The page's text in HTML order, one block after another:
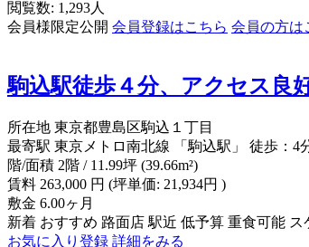
閲覧数: 1,293人
会員様限定公開 会員登録はこちら 会員の方は
駒込駅徒歩４分、アクセス良
所在地 東京都豊島区駒込１丁目
最寄駅 東京メトロ南北線 「駒込駅」 徒歩：4
階/面積 2階 / 11.99坪 (39.66m²)
賃料 263,000 円 (坪単価: 21,934円 )
敷金 6.00ヶ月
新着 おすすめ 路面店 駅近 低予算 重食可能 ス
お気に入り登録 詳細をみる